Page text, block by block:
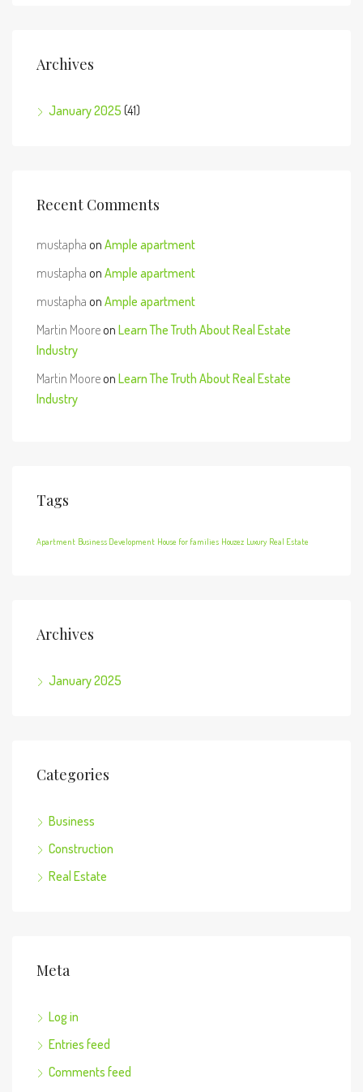
Archives
January 2025 (41)
Recent Comments
mustapha on Ample apartment
mustapha on Ample apartment
mustapha on Ample apartment
Martin Mooreon Learn The Truth About Real Estate
Industry
Martin Mooreon Learn The Truth About Real Estate
Industry
Tags
Apartment Business Development House for families Houzez Luxury Real Estate
Archives
January 2025
Categories
Business
Construction
Real Estate
Meta
Log in
Entries feed
Comments feed